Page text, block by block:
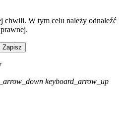
chwili. W tym celu należy odnaleźć
Zapisz
keyboard_arrow_up